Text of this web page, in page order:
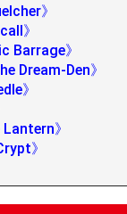
》
》
Barrage》
Dream-Den》
》
》
》